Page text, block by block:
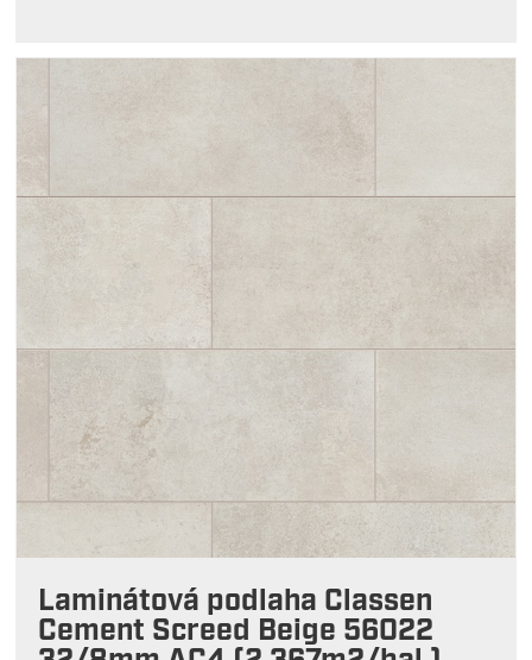
Laminátová podlaha Classen
Cement Screed Beige 56022